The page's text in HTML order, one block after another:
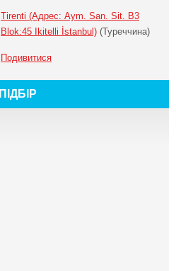
Tirenti (Адрес: Aym. San. Sit. B3
Blok:45 Ikitelli İstanbul) (Туреччина)
Подивитися
ПІДБІР